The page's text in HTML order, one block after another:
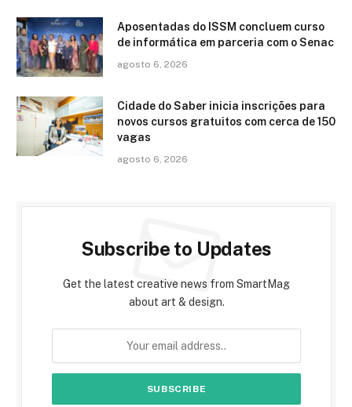
Aposentadas do ISSM concluem curso
de informática em parceria com o Senac
agosto 6, 2026
Cidade do Saber inicia inscrições para
novos cursos gratuitos com cerca de 150
vagas
agosto 6, 2026
Subscribe to Updates
Get the latest creative news from SmartMag
about art & design.